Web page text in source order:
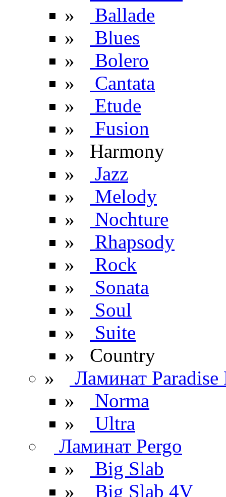
»
Ballade
»
Blues
»
Bolero
»
Cantata
»
Etude
»
Fusion
» Harmony
»
Jazz
»
Melody
»
Nochture
»
Rhapsody
»
Rock
»
Sonata
»
Soul
»
Suite
» Сountry
»
Ламинат Paradise
»
Norma
»
Ultra
Ламинат Pergo
»
Big Slab
»
Big Slab 4V